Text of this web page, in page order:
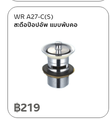
สะดือป๊อปอัพ แบบพับคอ
WR A27-C(S)
฿219